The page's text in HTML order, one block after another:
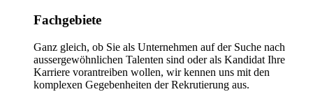
Fachgebiete
Ganz gleich, ob Sie als Unternehmen auf der Suche nach
aussergewöhnlichen Talenten sind oder als Kandidat Ihre
Karriere vorantreiben wollen, wir kennen uns mit den
komplexen Gegebenheiten der Rekrutierung aus.